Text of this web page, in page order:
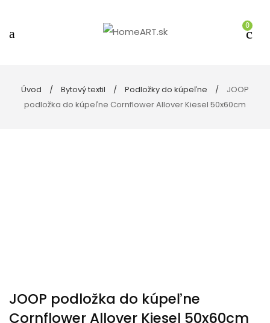
0
Úvod Bytový textil Podložky do kúpeľne
JOOP
podložka do kúpeľne Cornflower Allover Kiesel 50x60cm
JOOP podložka do kúpeľne
Cornflower Allover Kiesel 50x60cm